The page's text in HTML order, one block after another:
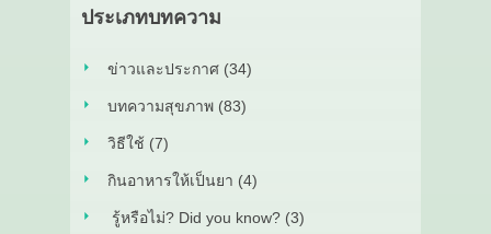
ประเภทบทความ
ข่าวและประกาศ (34)
บทความสุขภาพ (83)
วิธีใช้ (7)
กินอาหารให้เป็นยา (4)
รู้หรือไม่? Did you know? (3)